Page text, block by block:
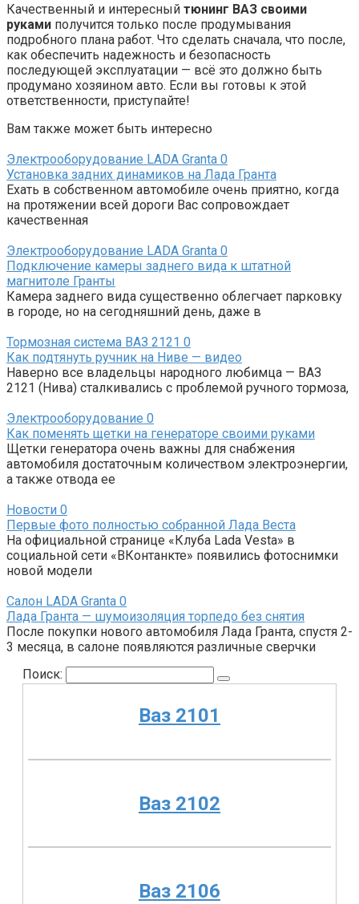
Качественный и интересный тюнинг ВАЗ своими
руками получится только после продумывания
подробного плана работ. Что сделать сначала, что после,
как обеспечить надежность и безопасность
последующей эксплуатации — всё это должно быть
продумано хозяином авто. Если вы готовы к этой
ответственности, приступайте!
Вам также может быть интересно
Электрооборудование LADA Granta 0
Установка задних динамиков на Лада Гранта
Ехать в собственном автомобиле очень приятно, когда
на протяжении всей дороги Вас сопровождает
качественная
Электрооборудование LADA Granta 0
Подключение камеры заднего вида к штатной
магнитоле Гранты
Камера заднего вида существенно облегчает парковку
в городе, но на сегодняшний день, даже в
Тормозная система ВАЗ 2121 0
Как подтянуть ручник на Ниве — видео
Наверно все владельцы народного любимца — ВАЗ
2121 (Нива) сталкивались с проблемой ручного тормоза,
Электрооборудование 0
Как поменять щетки на генераторе своими руками
Щетки генератора очень важны для снабжения
автомобиля достаточным количеством электроэнергии,
а также отвода ее
Новости 0
Первые фото полностью собранной Лада Веста
На официальной странице «Клуба Lada Vesta» в
социальной сети «ВКонтанкте» появились фотоснимки
новой модели
Салон LADA Granta 0
Лада Гранта — шумоизоляция торпедо без снятия
После покупки нового автомобиля Лада Гранта, спустя 2-
3 месяца, в салоне появляются различные сверчки
Поиск:
Ваз 2101
Ваз 2102
Ваз 2106